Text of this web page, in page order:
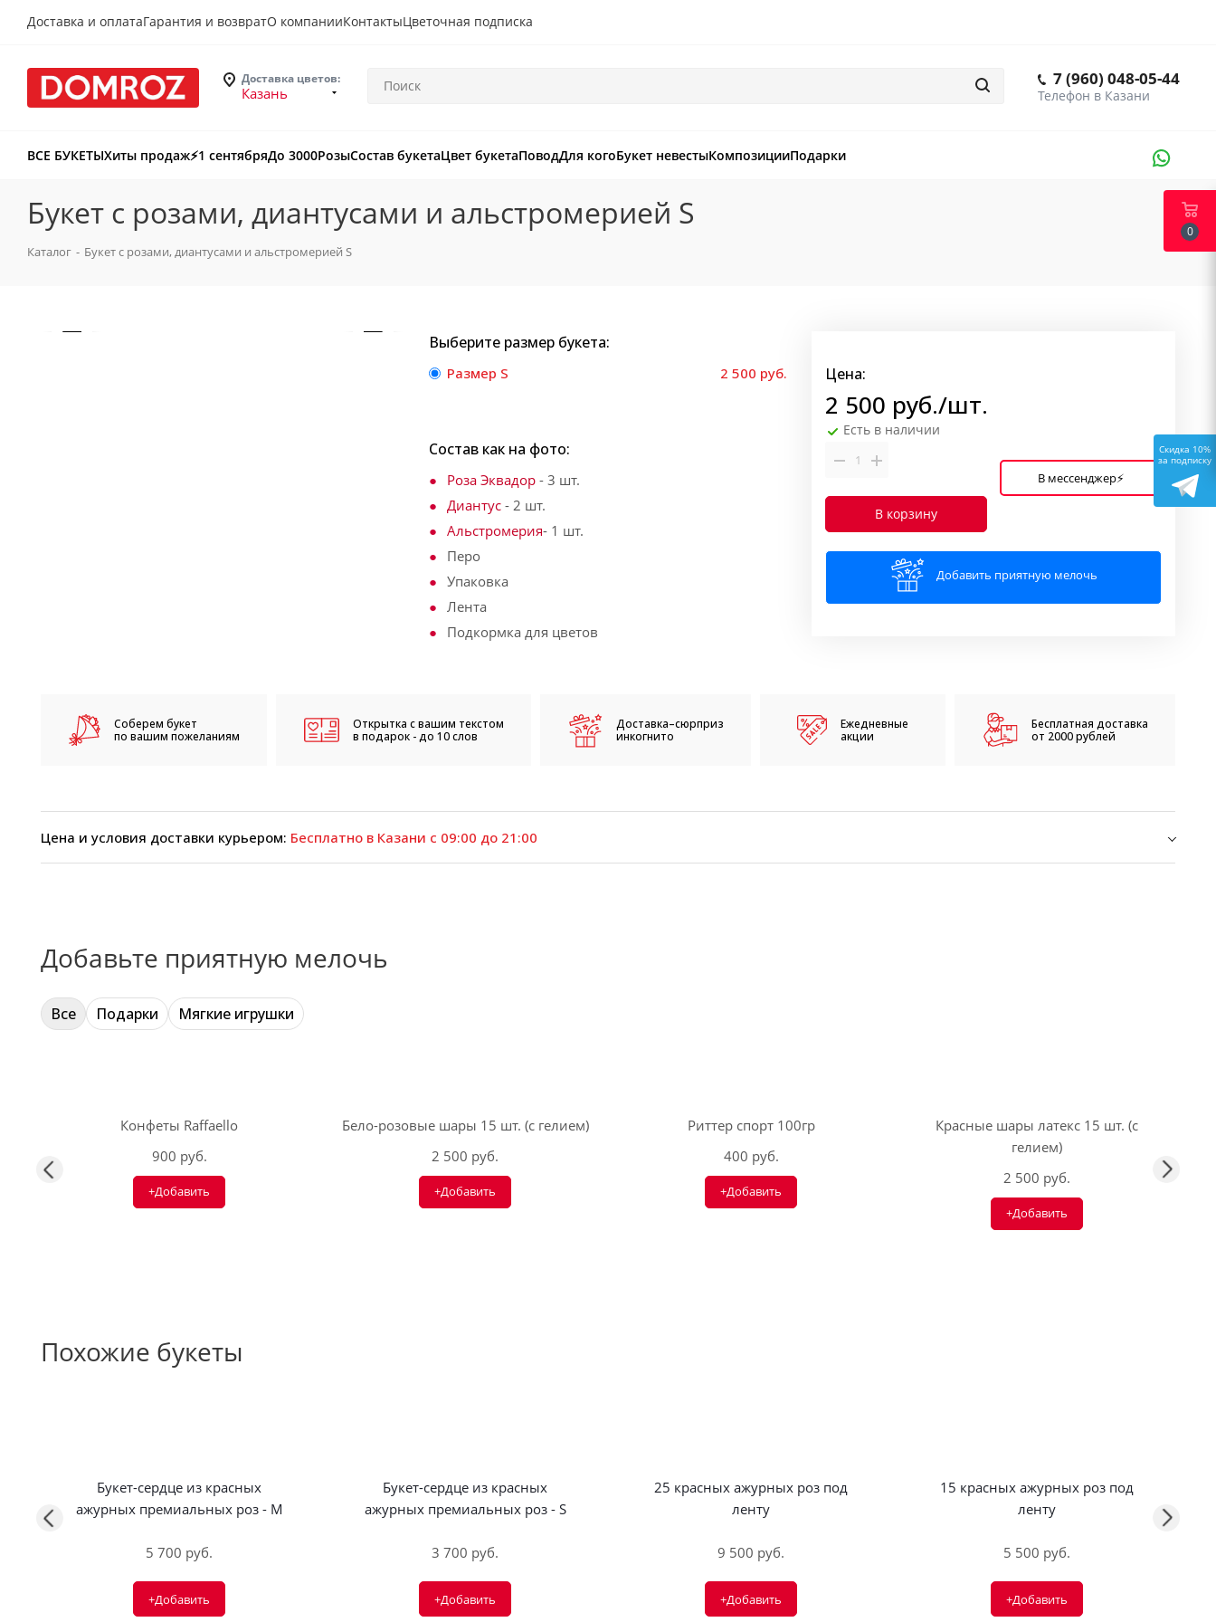
Доставка и оплатаГарантия и возвратО компанииКонтактыЦветочная подписка
Доставка цветов:
Казань
7 (960) 048-05-44
ВСЕ БУКЕТЫХиты продаж⚡️1 сентябряДо 3000РозыСостав букетаЦвет букетаПоводДля когоБукет невестыКомпозицииПодарки
Букет с розами, диантусами и альстромерией S
Каталог - Букет с розами, диантусами и альстромерией S
Выберите размер букета:
Размер S 2 500 руб.
Состав как на фото:
Роза Эквадор - 3 шт.
Диантус - 2 шт.
Альстромерия- 1 шт.
Перо
Упаковка
Лента
Подкормка для цветов
Цена:
2 500 руб./шт.
Есть в наличии
В корзину
В мессенджер⚡
Добавить приятную мелочь
Соберем букет
по вашим пожеланиям
Открытка с вашим текстом
в подарок - до 10 слов
Доставка–сюрприз
инкогнито
Ежедневные
акции
Бесплатная доставка
от 2000 рублей
Цена и условия доставки курьером: Бесплатно в Казани с 09:00 до 21:00
Добавьте приятную мелочь
Все Подарки Мягкие игрушки
Конфеты Raffaello
900 руб.
+Добавить
Бело-розовые шары 15 шт. (с гелием)
2 500 руб.
+Добавить
Риттер спорт 100гр
400 руб.
+Добавить
Красные шары латекс 15 шт. (с
гелием)
2 500 руб.
+Добавить
Похожие букеты
Букет-сердце из красных
ажурных премиальных роз - M
5 700 руб.
+Добавить
Букет-сердце из красных
ажурных премиальных роз - S
3 700 руб.
+Добавить
25 красных ажурных роз под
ленту
9 500 руб.
+Добавить
15 красных ажурных роз под
ленту
5 500 руб.
+Добавить
0
Скидка 10%
за подписку